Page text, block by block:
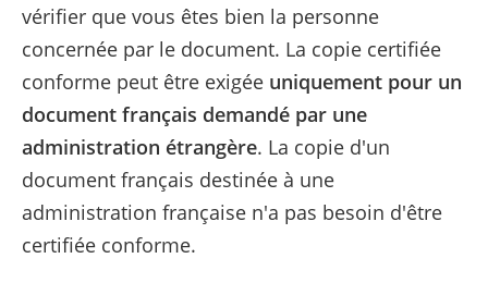
vérifier que vous êtes bien la personne
concernée par le document. La copie certifiée
conforme peut être exigée uniquement pour un
document français demandé par une
administration étrangère. La copie d'un
document français destinée à une
administration française n'a pas besoin d'être
certifiée conforme.